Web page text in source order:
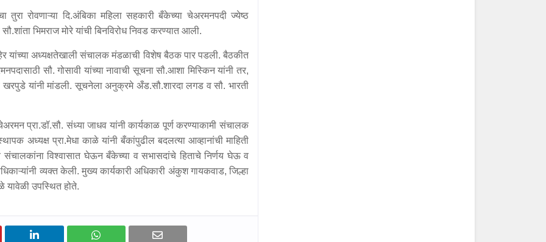
रोवणाऱ्या दि.अंबिका महिला सहकारी बँकेच्या चेअरमनपदी ज्येष्ठ
भिमराज मोरे यांची बिनविरोध निवड करण्यात आली.
यांच्या अध्यक्षतेखाली संचालक मंडळाची विशेष बैठक पार पडली. बैठकीत
सौ. गोसावी यांच्या नावाची सूचना सौ.आशा मिस्किन यांनी तर,
खरपुडे यांनी मांडली. सूचनेला अनुक्रमे अँड.सौ.शारदा लगड व सौ. भारती
प्रा.डॉ.सौ. संध्या जाधव यांनी कार्यकाळ पूर्ण करण्याकामी संचालक
अध्यक्ष प्रा.मेधा काळे यांनी बँकांपुढील बदलत्या आव्हानांची माहिती
संचालकांना विश्वासात घेऊन बँकेच्या व सभासदांचे हिताचे निर्णय घेऊ व
व्यक्त केली. मुख्य कार्यकारी अधिकारी अंकुश गायकवाड, जिल्हा
यावेळी उपस्थित होते.